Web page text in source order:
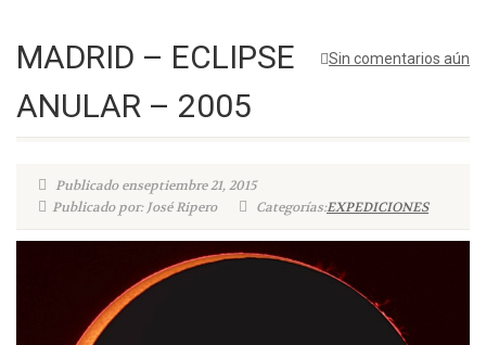
Sin comentarios aún
MADRID – ECLIPSE
ANULAR – 2005
Publicado enseptiembre 21, 2015
Publicado por: José Ripero
Categorías:EXPEDICIONES